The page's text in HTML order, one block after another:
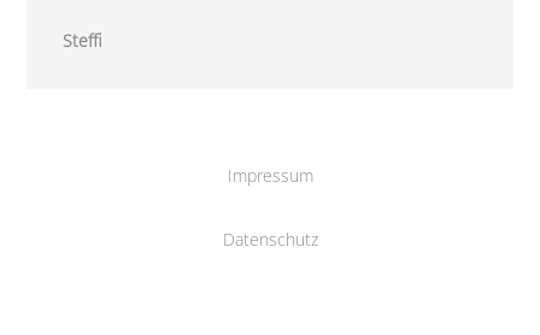
Steffi
Impressum
Datenschutz